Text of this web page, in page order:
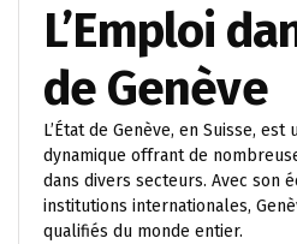
L’Emploi
de Genève
L’État de Genève, en Suisse,
dynamique offrant de
dans divers secteurs. Avec son
institutions internationales,
qualifiés du monde entier.